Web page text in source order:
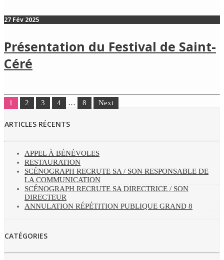
27 Fév 2025
Présentation du Festival de Saint-
Céré
1 2 3 4 … 8 Next
ARTICLES RÉCENTS
APPEL À BÉNÉVOLES
RESTAURATION
SCÉNOGRAPH RECRUTE SA / SON RESPONSABLE DE
LA COMMUNICATION
SCÉNOGRAPH RECRUTE SA DIRECTRICE / SON
DIRECTEUR
ANNULATION RÉPÉTITION PUBLIQUE GRAND 8
CATÉGORIES